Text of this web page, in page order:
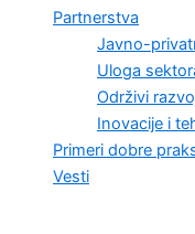
Partnerstva
Javno-
Uloga
Održivi
Inovacije i
Primeri dobre
Vesti